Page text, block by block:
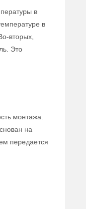
в
в
вторых,
Это
монтажа.
на
передается